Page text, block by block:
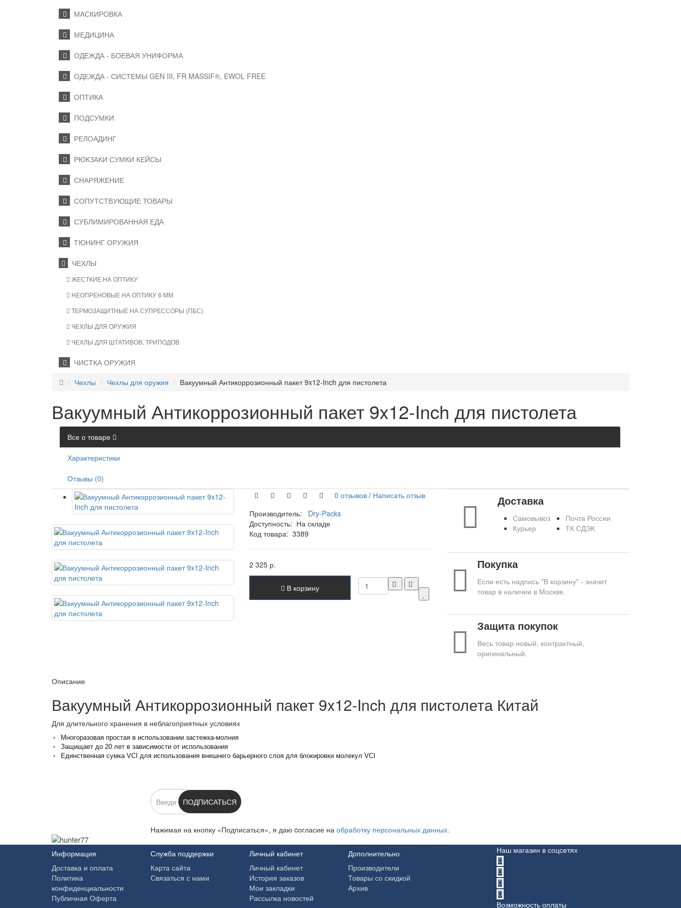
МАСКИРОВКА
МЕДИЦИНА
ОДЕЖДА - БОЕВАЯ УНИФОРМА
ОДЕЖДА - СИСТЕМЫ GEN III, FR MASSIF®, EWOL FREE
ОПТИКА
ПОДСУМКИ
РЕЛОАДИНГ
РЮКЗАКИ СУМКИ КЕЙСЫ
СНАРЯЖЕНИЕ
СОПУТСТВУЮЩИЕ ТОВАРЫ
СУБЛИМИРОВАННАЯ ЕДА
ТЮНИНГ ОРУЖИЯ
ЧЕХЛЫ
ЖЕСТКИЕ НА ОПТИКУ
НЕОПРЕНОВЫЕ НА ОПТИКУ 6 ММ
ТЕРМОЗАЩИТНЫЕ НА СУПРЕССОРЫ (ПБС)
ЧЕХЛЫ ДЛЯ ОРУЖИЯ
ЧЕХЛЫ ДЛЯ ШТАТИВОВ, ТРИПОДОВ
ЧИСТКА ОРУЖИЯ
Чехлы
Чехлы для оружия Вакуумный Антикоррозионный пакет 9x12-Inch для пистолета
Вакуумный Антикоррозионный пакет 9x12-Inch для пистолета
Все о товаре
Характеристики
Отзывы (0)
0 отзывов / Написать отзыв
Производитель:
Dry-Packs
Доступность: На складе
Код товара: 3389
2 325 р.
В корзину
Доставка
Самовывоз
Курьер
Почта России
ТК СДЭК
Покупка
Если есть надпись "В корзину" - значит
товар в наличии в Москве.
Защита покупок
Весь товар новый, контрактный,
оригинальный.
Описание
Вакуумный Антикоррозионный пакет 9x12-Inch для пистолета Китай
Для длительного хранения в неблагоприятных условиях
Многоразовая простая в использовании застежка-молния
Защищает до 20 лет в зависимости от использования
Единственная сумка VCI для использования внешнего барьерного слоя для блокировки молекул VCI
ПОДПИСАТЬСЯ
Нажимая на кнопку «Подписаться», я даю cогласие на обработку персональных данных.
Информация
Доставка и оплата
Политика
конфиденциальности
Публичная Оферта
Служба поддержки
Карта сайта
Связаться с нами
Личный кабинет
Личный кабинет
История заказов
Мои закладки
Рассылка новостей
Дополнительно
Производители
Товары со скидкой
Архив
Наш магазин в соцсетях
Возможность оплаты